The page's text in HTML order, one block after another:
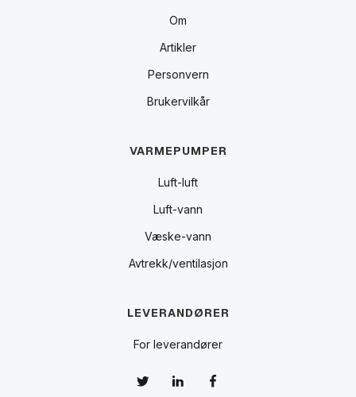
Om
Artikler
Personvern
Brukervilkår
VARMEPUMPER
Luft-luft
Luft-vann
Væske-vann
Avtrekk/ventilasjon
LEVERANDØRER
For leverandører